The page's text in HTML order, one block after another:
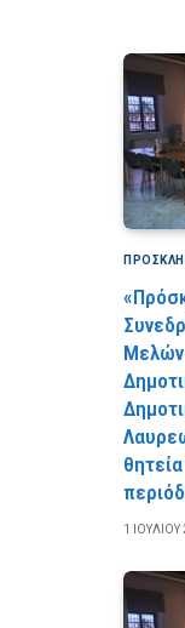
Μελών
1 ΙΟΥΛΊΟΥ